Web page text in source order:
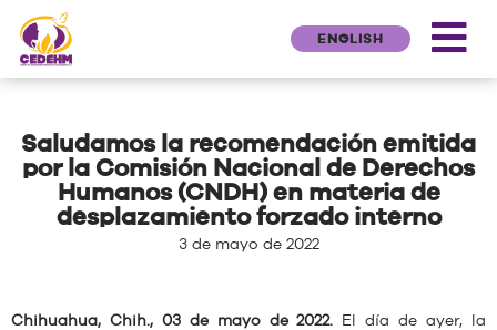
ENGLISH
Saludamos la recomendación emitida
por la Comisión Nacional de Derechos
Humanos (CNDH) en materia de
desplazamiento forzado interno
3 de mayo de 2022
Chihuahua, Chih., 03 de mayo de 2022. El día de ayer, la